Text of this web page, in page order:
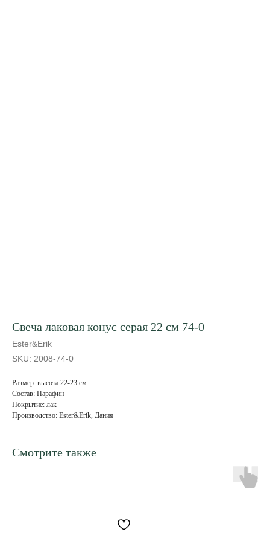
Свеча лаковая конус серая 22 см 74-0
Ester&Erik
SKU: 2008-74-0
Размер: высота 22-23 см
Состав: Парафин
Покрытие: лак
Производство: Ester&Erik, Дания
Смотрите также